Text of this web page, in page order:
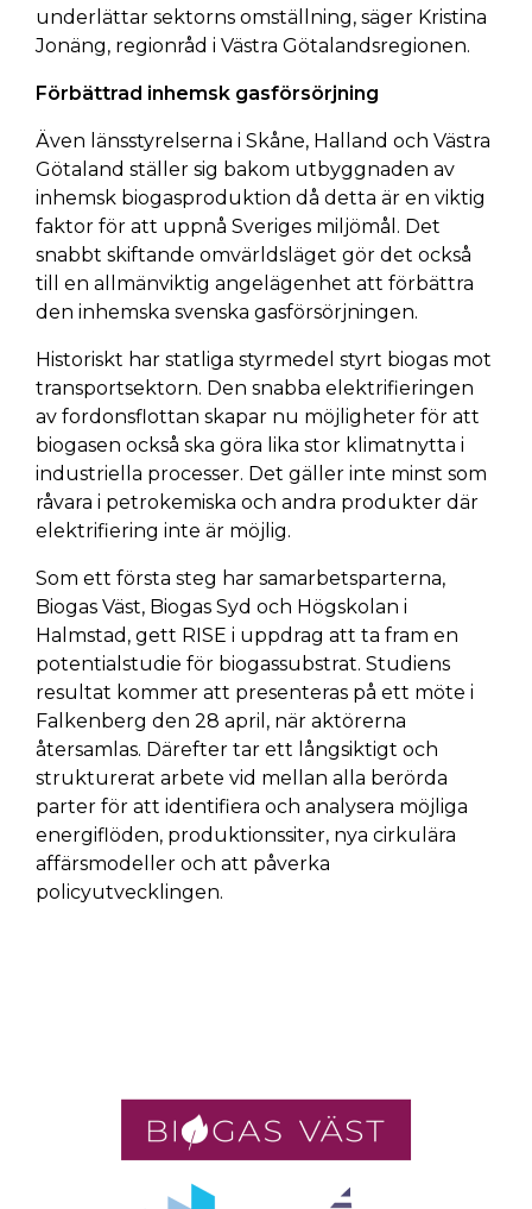
underlättar sektorns omställning, säger Kristina
Jonäng, regionråd i Västra Götalandsregionen.
Förbättrad inhemsk gasförsörjning
Även länsstyrelserna i Skåne, Halland och Västra
Götaland ställer sig bakom utbyggnaden av
inhemsk biogasproduktion då detta är en viktig
faktor för att uppnå Sveriges miljömål. Det
snabbt skiftande omvärldsläget gör det också
till en allmänviktig angelägenhet att förbättra
den inhemska svenska gasförsörjningen.
Historiskt har statliga styrmedel styrt biogas mot
transportsektorn. Den snabba elektrifieringen
av fordonsflottan skapar nu möjligheter för att
biogasen också ska göra lika stor klimatnytta i
industriella processer. Det gäller inte minst som
råvara i petrokemiska och andra produkter där
elektrifiering inte är möjlig.
Som ett första steg har samarbetsparterna,
Biogas Väst, Biogas Syd och Högskolan i
Halmstad, gett RISE i uppdrag att ta fram en
potentialstudie för biogassubstrat. Studiens
resultat kommer att presenteras på ett möte i
Falkenberg den 28 april, när aktörerna
återsamlas. Därefter tar ett långsiktigt och
strukturerat arbete vid mellan alla berörda
parter för att identifiera och analysera möjliga
energiflöden, produktionssiter, nya cirkulära
affärsmodeller och att påverka
policyutvecklingen.